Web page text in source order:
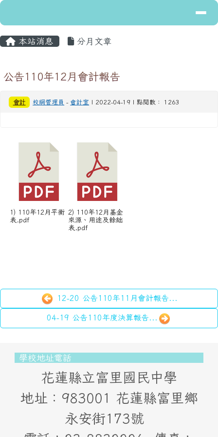
跳至主內容區
花蓮縣立富里國民中學
導覽列
本站消息 分月文章
公告110年12月會計報告
會計 校網管理員 -會計室 | 2022-04-19 | 點閱數： 1263
1) 110年12月平衡
表.pdf
2) 110年12月基金
來源、用途及餘絀
表.pdf
12-20 公告110年11月會計報告...
04-19 公告110年度決算報告...
頁尾區域內容
學校地址電話
花蓮縣立富里國民中學
地址：983001 花蓮縣富里鄉
永安街173號